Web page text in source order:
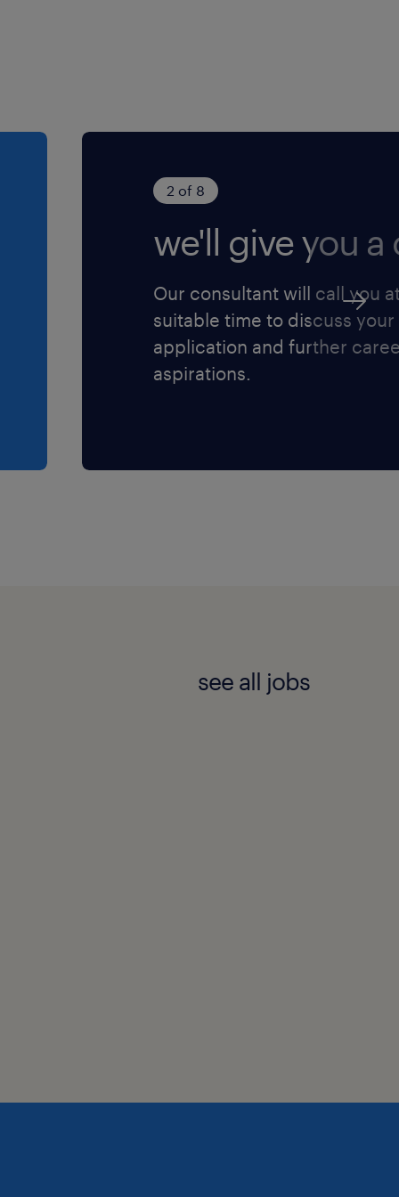
nu op solliciteren en
2 of 8
we'll give you a
Our consultant will call you
suitable time to discuss your
application and further
aspirations.
see all jobs